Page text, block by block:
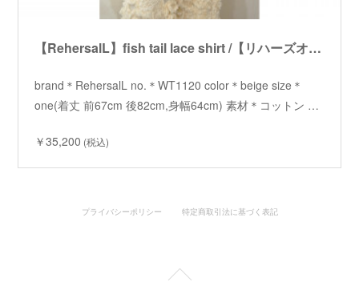
【RehersalL】fish tail lace shirt /【リハーズオール】フィッシュテールレースシャツ
brand＊RehersalL no.＊WT1120 color＊beige size＊
one(着丈 前67cm 後82cm,身幅64cm) 素材＊コットン …
￥35,200 (税込)
プライバシーポリシー 特定商取引法に基づく表記